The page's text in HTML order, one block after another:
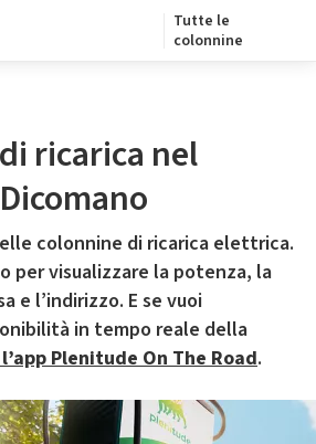
Tutte le
colonnine
ricarica nel
colonnine di ricarica elettrica.
per visualizzare la potenza, la
e l’indirizzo. E se vuoi
in tempo reale della
Plenitude On The Road.